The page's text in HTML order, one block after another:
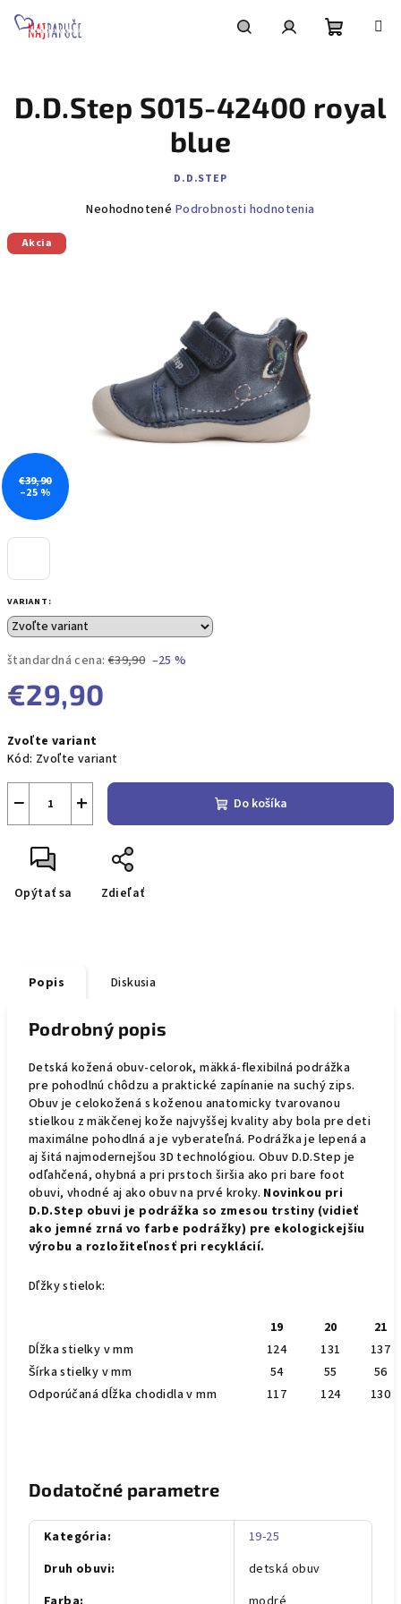
košík
VARIANT:
štandardná cena: €39,90 –25 %
€29,90
cena:
Zvoľte variant
Kód: Zvoľte variant
+
− Do košíka
Opýtať sa Zdieľať
D.D.Step S015-42400 royal
blue
D.D.STEP
Priemerné
Neohodnotené Podrobnosti hodnotenia
Akcia
€39,90
–25 %
Popis Diskusia
Podrobný popis
Detská kožená obuv-celorok, mäkká-flexibilná podrážka
pre pohodlnú chôdzu a praktické zapínanie na suchý zips.
Obuv je celokožená s koženou anatomicky tvarovanou
stielkou z mäkčenej kože najvyššej kvality aby bola pre deti
maximálne pohodlná a je vyberateľná. Podrážka je lepená a
aj šitá najmodernejšou 3D technológiou. Obuv D.D.Step je
odľahčená, ohybná a pri prstoch širšia ako pri bare foot
obuvi, vhodné aj ako obuv na prvé kroky. Novinkou pri
D.D.Step obuvi je podrážka so zmesou trstiny (vidieť
ako jemné zrná vo farbe podrážky) pre ekologickejšiu
výrobu a rozložiteľnosť pri recyklácií.
Dľžky stielok:
19 20
21
Dĺžka stielky v mm
124 131
137
Šírka stielky v mm
54 55
56
Odporúčaná dĺžka chodidla v mm
117 124 130
Dodatočné parametre
Kategória:
19-25
Druh obuvi:
detská obuv